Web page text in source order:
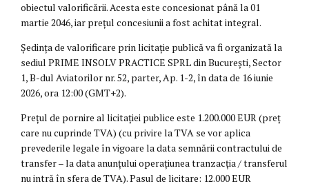
obiectul valorificării. Acesta este concesionat până la 01
martie 2046, iar prețul concesiunii a fost achitat integral.
Ședința de valorificare prin licitație publică va fi organizată la
sediul PRIME INSOLV PRACTICE SPRL din București, Sector
1, B-dul Aviatorilor nr. 52, parter, Ap. 1-2, în data de 16 iunie
2026, ora 12:00 (GMT+2).
Prețul de pornire al licitației publice este 1.200.000 EUR (preț
care nu cuprinde TVA) (cu privire la TVA se vor aplica
prevederile legale în vigoare la data semnării contractului de
transfer – la data anunțului operațiunea tranzacția / transferul
nu intră în sfera de TVA). Pasul de licitare: 12.000 EUR